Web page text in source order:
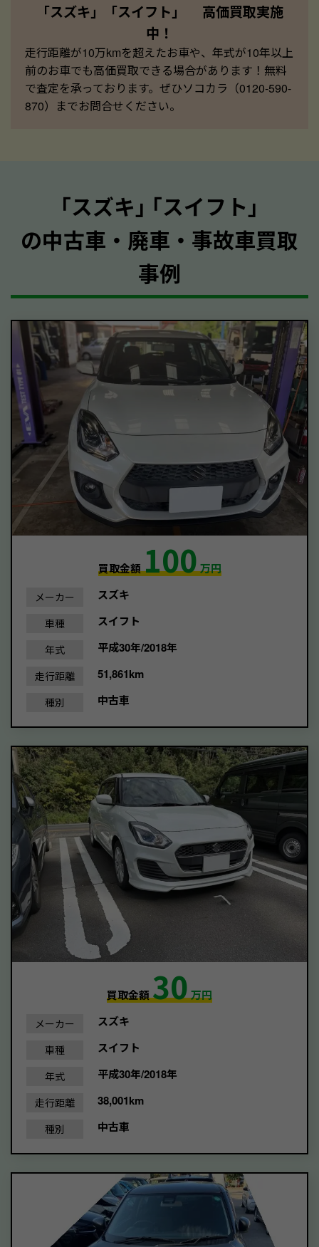
「スズキ」「スイフト」 高価買取実施
中！
走行距離が10万kmを超えたお車や、年式が10年以上
前のお車でも高価買取できる場合があります！無料
で査定を承っております。ぜひソコカラ（0120-590-
870）までお問合せください。
｢スズキ｣ ｢スイフト｣
の中古車・廃車・事故車買取
事例
買取金額100万円
メーカー スズキ
車種 スイフト
年式 平成30年/2018年
走行距離 51,861km
種別 中古車
買取金額30万円
メーカー スズキ
車種 スイフト
年式 平成30年/2018年
走行距離 38,001km
種別 中古車